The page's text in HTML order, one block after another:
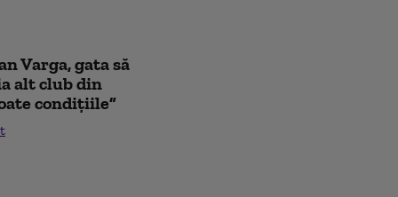
Varga, gata să
alt club din
condițiile”